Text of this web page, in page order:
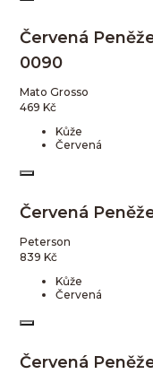
Červená
0090
Mato Grosso
469 Kč
Kůže
Červená
Červená
Peterson
839 Kč
Kůže
Červená
Červená